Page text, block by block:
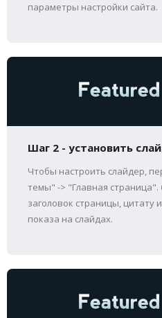
параметры настройки сайта.
Шаг 2 - установить
Чтобы настроить слайдер,
темы" -> "Главная страница".
заголовок страницы, цитату
показа на слайдах.